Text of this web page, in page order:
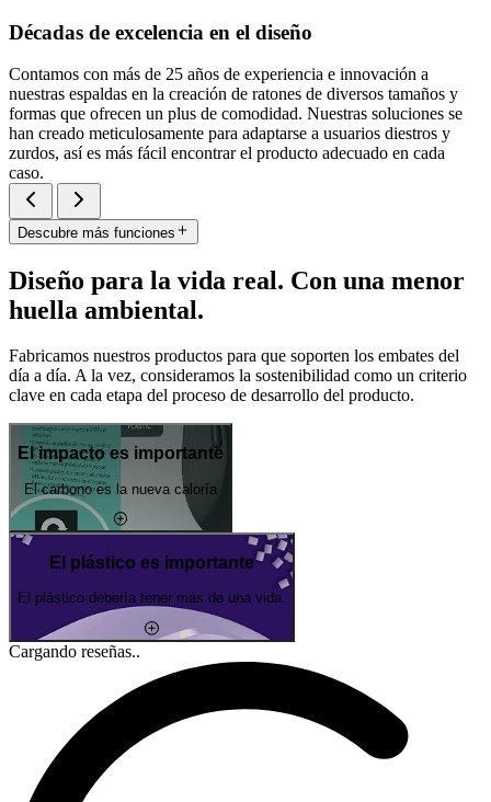
Décadas de excelencia en el diseño
Contamos con más de 25 años de experiencia e innovación a
nuestras espaldas en la creación de ratones de diversos tamaños y
formas que ofrecen un plus de comodidad. Nuestras soluciones se
han creado meticulosamente para adaptarse a usuarios diestros y
zurdos, así es más fácil encontrar el producto adecuado en cada
caso.
Descubre más funciones
Diseño para la vida real. Con una menor
huella ambiental.
Fabricamos nuestros productos para que soporten los embates del
día a día. A la vez, consideramos la sostenibilidad como un criterio
clave en cada etapa del proceso de desarrollo del producto.
El impacto es importante
El carbono es la nueva caloría
El plástico es importante
El plástico debería tener más de una vida.
Cargando reseñas..